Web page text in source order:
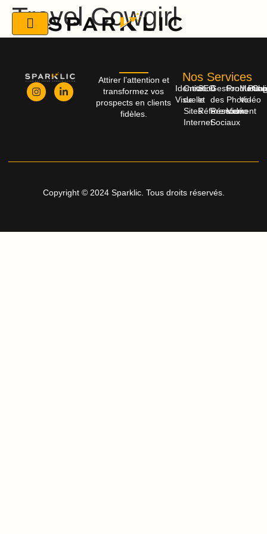
Travel Cowgirl
Nos Services
Identité
Visuelle
Création
de
Sites
Internet
SEO
et
Référencement
Gestion
des
Réseaux
Sociaux
Production
Photo-
Vidéo
Vidéo
Attirer l’attention et
transformez vos
prospects en clients
fidèles.
Copyright © 2024 Sparklic. Tous droits réservés.